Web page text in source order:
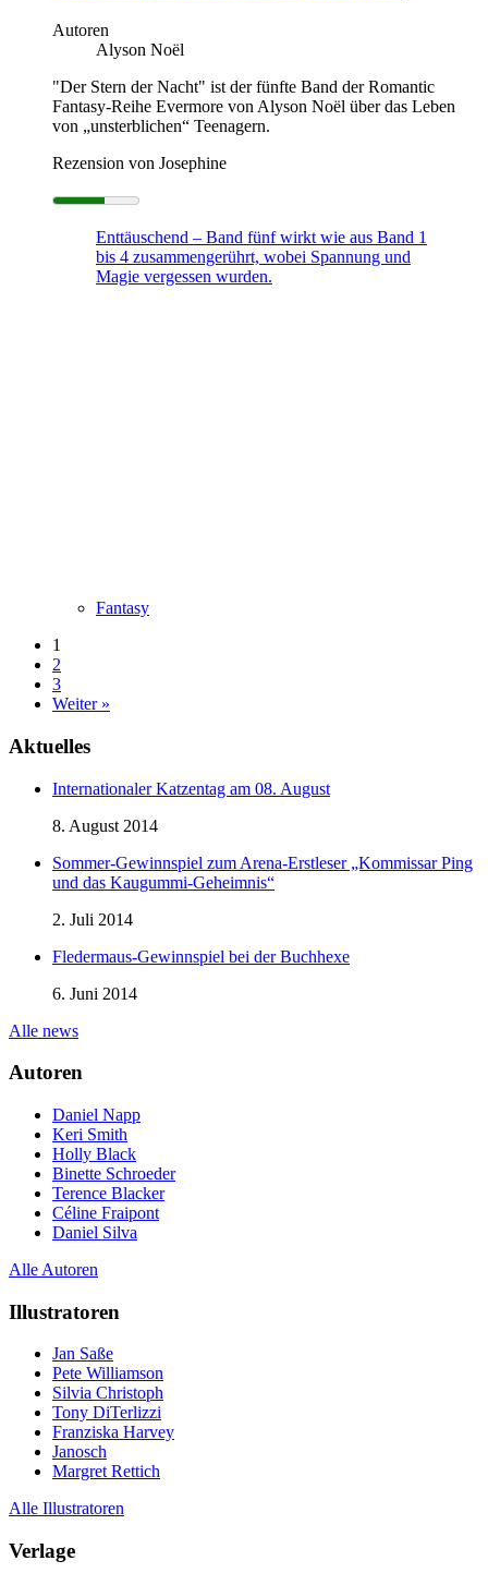
Autoren
Alyson Noël
"Der Stern der Nacht" ist der fünfte Band der Romantic
Fantasy-Reihe Evermore von Alyson Noël über das Leben
von „unsterblichen“ Teenagern.
Rezension von Josephine
Enttäuschend – Band fünf wirkt wie aus Band 1
bis 4 zusammengerührt, wobei Spannung und
Magie vergessen wurden.
Fantasy
1
2
3
Weiter »
Aktuelles
Internationaler Katzentag am 08. August
8. August 2014
Sommer-Gewinnspiel zum Arena-Erstleser „Kommissar Ping
und das Kaugummi-Geheimnis“
2. Juli 2014
Fledermaus-Gewinnspiel bei der Buchhexe
6. Juni 2014
Alle news
Autoren
Daniel Napp
Keri Smith
Holly Black
Binette Schroeder
Terence Blacker
Céline Fraipont
Daniel Silva
Alle Autoren
Illustratoren
Jan Saße
Pete Williamson
Silvia Christoph
Tony DiTerlizzi
Franziska Harvey
Janosch
Margret Rettich
Alle Illustratoren
Verlage